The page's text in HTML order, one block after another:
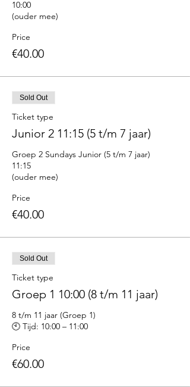
10:00
(ouder mee)
Price
€40.00
Sold Out
Ticket type
Junior 2 11:15 (5 t/m 7 jaar)
Groep 2 Sundays Junior (5 t/m 7 jaar)
11:15
(ouder mee)
Price
€40.00
Sold Out
Ticket type
Groep 1 10:00 (8 t/m 11 jaar)
8 t/m 11 jaar (Groep 1)
Price
€60.00